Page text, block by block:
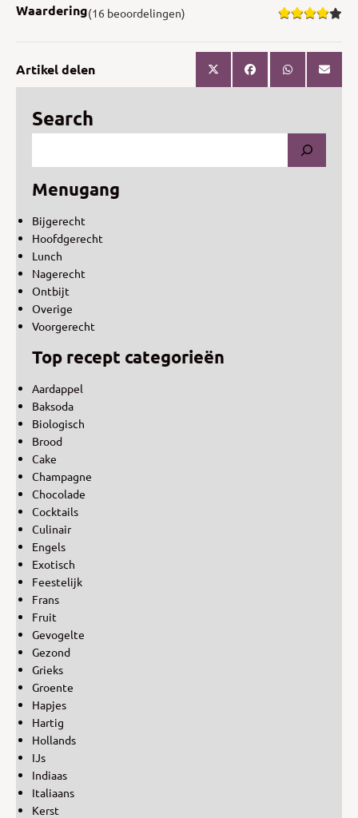
Waardering(16 beoordelingen)
Artikel delen
Search
Menugang
Bijgerecht
Hoofdgerecht
Lunch
Nagerecht
Ontbijt
Overige
Voorgerecht
Top recept categorieën
Aardappel
Baksoda
Biologisch
Brood
Cake
Champagne
Chocolade
Cocktails
Culinair
Engels
Exotisch
Feestelijk
Frans
Fruit
Gevogelte
Gezond
Grieks
Groente
Hapjes
Hartig
Hollands
IJs
Indiaas
Italiaans
Kerst